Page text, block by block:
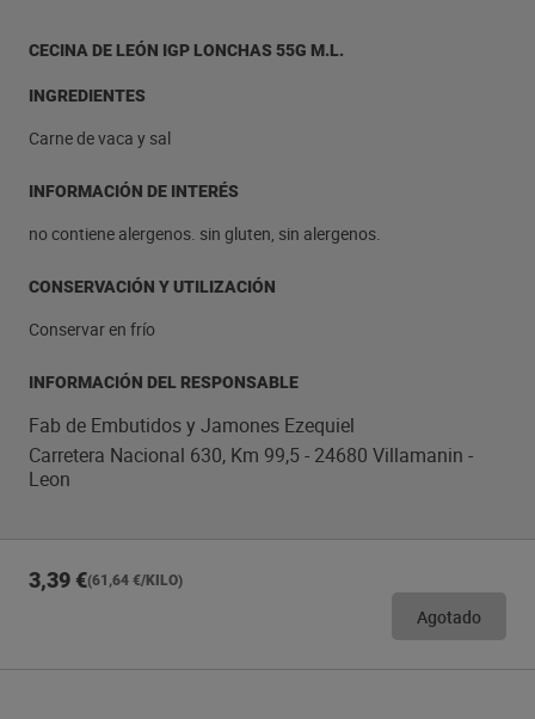
CECINA DE LEÓN IGP LONCHAS 55G M.L.
INGREDIENTES
Carne de vaca y sal
INFORMACIÓN DE INTERÉS
no contiene alergenos. sin gluten, sin alergenos.
CONSERVACIÓN Y UTILIZACIÓN
Conservar en frío
INFORMACIÓN DEL RESPONSABLE
Fab de Embutidos y Jamones Ezequiel
Carretera Nacional 630, Km 99,5 - 24680 Villamanin -
Leon
3,39 €(61,64 €/KILO)
Agotado